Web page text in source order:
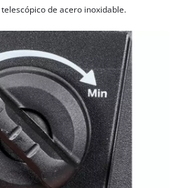
de acero inoxidable.